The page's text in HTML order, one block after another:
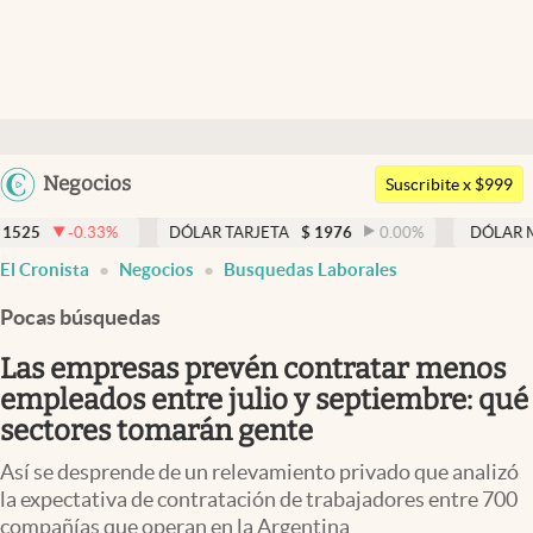
Argentina
Uruguay
Negocios
Members
Economía y Política
Finanzas y Mercados
Mercados Online
Negocios
Columnistas
Apertura
Suscribite x $999
DÓLAR TARJETA $ 1976 0.00% DÓLAR MEP 1525,49
El Cronista Negocios Busquedas Laborales
Pocas búsquedas
Las empresas prevén contratar menos
empleados entre julio y septiembre: qué
sectores tomarán gente
Así se desprende de un relevamiento privado que analizó
la expectativa de contratación de trabajadores entre 700
compañías que operan en la Argentina